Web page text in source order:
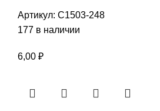
Артикул: С1503-248
177 в наличии
6,00 ₽